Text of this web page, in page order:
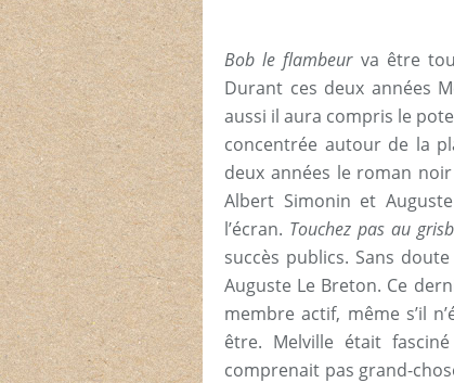
Bob le flambeur va être
Durant ces deux années
aussi il aura compris le
concentrée autour de la
deux années le roman
Albert Simonin et
l’écran. Touchez pas au
succès publics. Sans
Auguste Le Breton. Ce
membre actif, même s’il
être. Melville était
comprenait pas grand-